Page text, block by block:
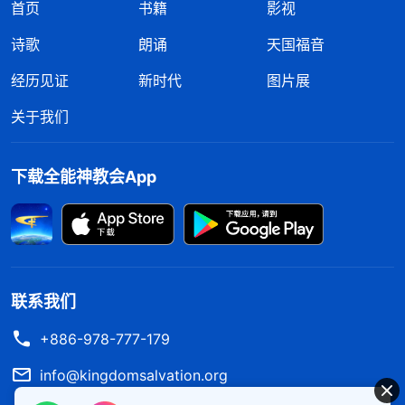
看见神的全能、神的奇妙，看见万事万物都在神的手
中，我对神更有信心了，只愿在以后的环境中更多地
经历神的作工，依靠神胜过撒但的试探。
首页 书籍
影视
诗歌
朗诵
天国福音
经历见证
新时代
图片展
关于我们
下载全能神教会App
联系我们
+886-978-777-179
info@kingdomsalvation.org